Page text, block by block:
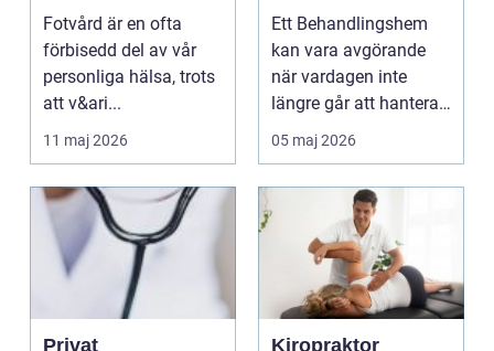
Helsingborg
Fotvård är en ofta
förbisedd del av vår
personliga hälsa, trots
att v&ari...
11 maj 2026
Ett Behandlingshem
kan vara avgörande
när vardagen inte
längre går att hantera
på egen hand. För
mån...
05 maj 2026
Privat
Kiropraktor